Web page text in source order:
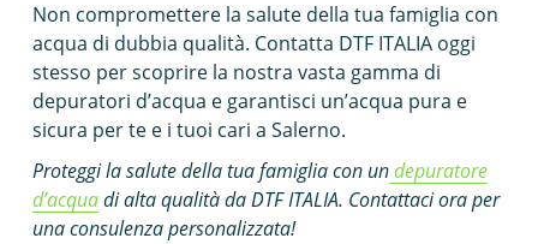
Non compromettere la salute della tua famiglia con
acqua di dubbia qualità. Contatta DTF ITALIA oggi
stesso per scoprire la nostra vasta gamma di
depuratori d’acqua e garantisci un’acqua pura e
sicura per te e i tuoi cari a Salerno.
Proteggi la salute della tua famiglia con undepuratore
d’acquadi alta qualità da DTF ITALIA. Contattaci ora per
una consulenza personalizzata!